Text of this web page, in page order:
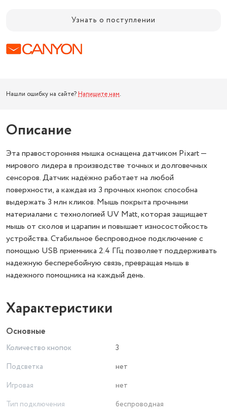
Узнать о поступлении
Нашли ошибку на сайте? Напишите нам.
Описание
Эта правосторонняя мышка оснащена датчиком Pixart —
мирового лидера в производстве точных и долговечных
сенсоров. Датчик надёжно работает на любой
поверхности, а каждая из 3 прочных кнопок способна
выдержать 3 млн кликов. Мышь покрыта прочными
материалами с технологией UV Matt, которая защищает
мышь от сколов и царапин и повышает износостойкость
устройства. Стабильное беспроводное подключение с
помощью USB приемника 2.4 ГГц позволяет поддерживать
надежную бесперебойную связь, превращая мышь в
надежного помощника на каждый день.
Характеристики
Основные
Количество кнопок
3
Подсветка
нет
Игровая
нет
Тип подключения
беспроводная